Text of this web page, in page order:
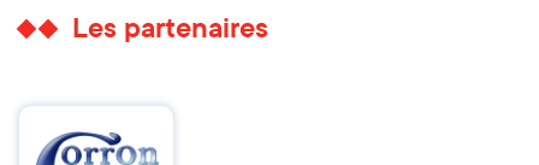
Les partenaires